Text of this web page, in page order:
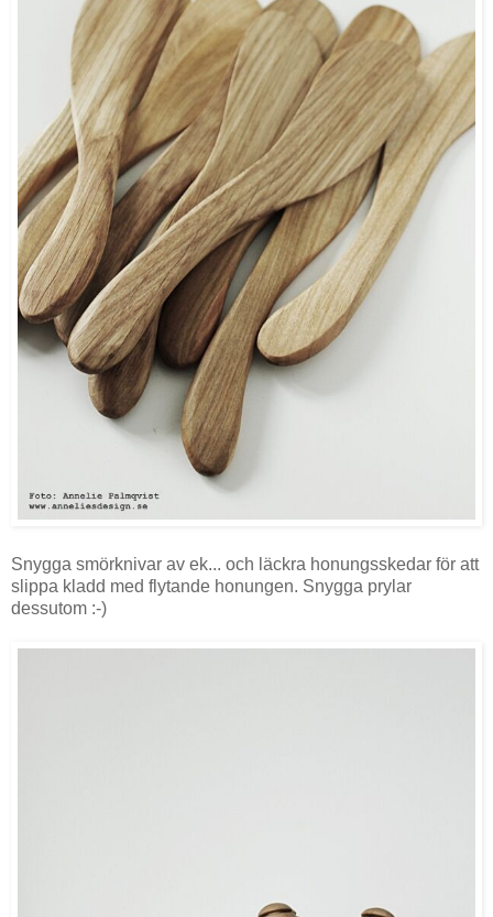
Snygga smörknivar av ek... och läckra honungsskedar för att
slippa kladd med flytande honungen. Snygga prylar
dessutom :-)